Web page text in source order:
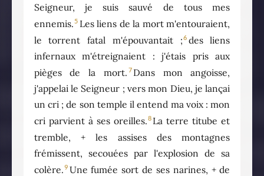
Seigneur, je suis sauvé de tous mes
ennemis.5 Les liens de la mort m'entouraient,
le torrent fatal m'épouvantait ;6 des liens
infernaux m'étreignaient : j'étais pris aux
pièges de la mort. 7 Dans mon angoisse,
j'appelai le Seigneur ; vers mon Dieu, je lançai
un cri ; de son temple il entend ma voix : mon
cri parvient à ses oreilles.8 La terre titube et
tremble, + les assises des montagnes
frémissent, secouées par l'explosion de sa
colère.9 Une fumée sort de ses narines, + de